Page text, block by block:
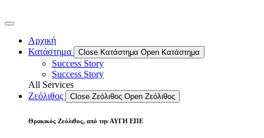
Αρχική
Κατάστημα
Close Κατάστημα Open Κατάστημα
Success Story
Success Story
All Services
Ζεόλιθος
Close Ζεόλιθος Open Ζεόλιθος
Θρακικός Ζεόλιθος, από την ΑΥΓΗ ΕΠΕ